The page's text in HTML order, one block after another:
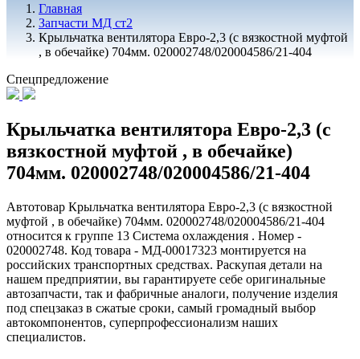
Главная
Запчасти МД ст2
Крыльчатка вентилятора Евро-2,3 (с вязкостной муфтой
, в обечайке) 704мм. 020002748/020004586/21-404
Спецпредложение
Крыльчатка вентилятора Евро-2,3 (с
вязкостной муфтой , в обечайке)
704мм. 020002748/020004586/21-404
Автотовар Крыльчатка вентилятора Евро-2,3 (с вязкостной
муфтой , в обечайке) 704мм. 020002748/020004586/21-404
относится к группе 13 Система охлаждения . Номер -
020002748. Код товара - МД-00017323 монтируется на
российских транспортных средствах. Раскупая детали на
нашем предприятии, вы гарантируете себе оригинальные
автозапчасти, так и фабричные аналоги, получение изделия
под спецзаказ в сжатые сроки, самый громадный выбор
автокомпонентов, суперпрофессионализм наших
специалистов.